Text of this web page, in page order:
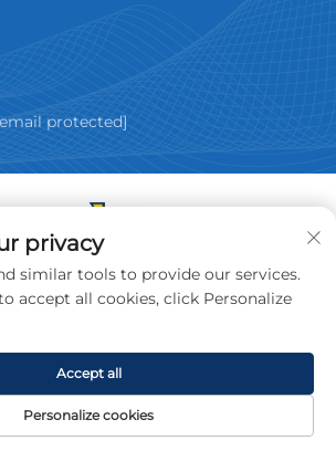
protected]
China Jinan Youpin Used Car
Gach ceart ar cosaint. Beartas
privacy
similar tools to provide our services.
accept all cookies, click Personalize
Personalize cookies
Accept all